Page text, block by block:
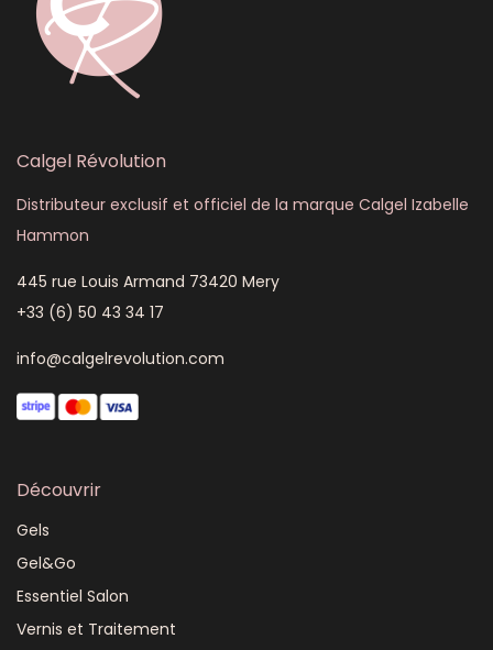
Calgel Révolution
Distributeur exclusif et officiel de la marque Calgel Izabelle
Hammon
445 rue Louis Armand 73420 Mery
+33 (6) 50 43 34 17
info@calgelrevolution.com
Découvrir
Gels
Gel&Go
Essentiel Salon
Vernis et Traitement